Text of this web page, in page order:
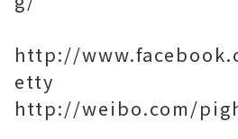
http://
etty
http://weibo.com/